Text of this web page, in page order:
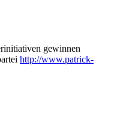
gewinnen
http://www.patrick-